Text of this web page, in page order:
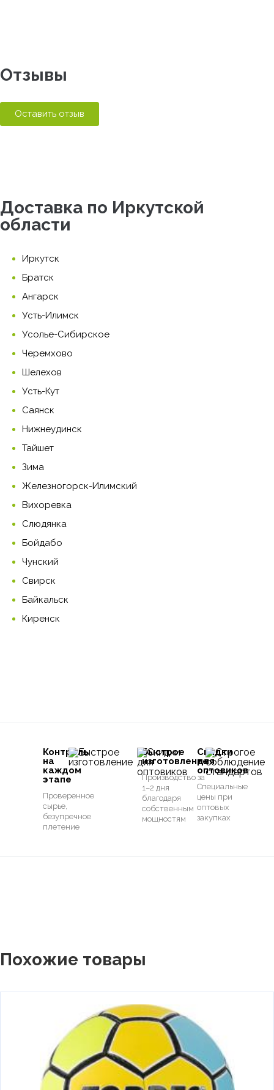
Отзывы
Оставить отзыв
Доставка по Иркутской
области
Иркутск
Братск
Ангарск
Усть-Илимск
Усолье-Сибирское
Черемхово
Шелехов
Усть-Кут
Саянск
Нижнеудинск
Тайшет
Зима
Железногорск-Илимский
Вихоревка
Слюдянка
Бойдабо
Чунский
Свирск
Байкальск
Киренск
Контроль
на
каждом
этапе
Проверенное
сырье,
безупречное
плетение
Быстрое
изготовление
Производство за
1–2 дня
благодаря
собственным
мощностям
Скидки
для
оптовиков
Специальные
цены при
оптовых
закупках
Похожие товары